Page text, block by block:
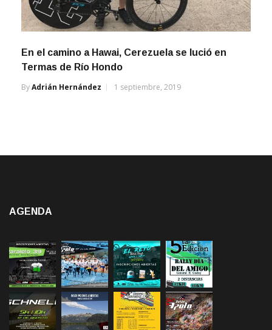
En el camino a Hawai, Cerezuela se lució en
Termas de Río Hondo
ByAdrián Hernández 1 septiembre, 2019
AGENDA